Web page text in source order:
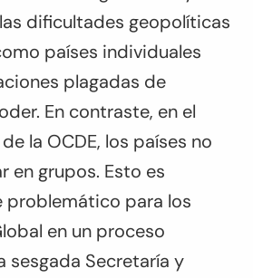
dificultades geopolíticas
países individuales
plagadas de
En contraste, en el
la OCDE, los países no
en grupos. Esto es
problemático para los
en un proceso
sesgada Secretaría y